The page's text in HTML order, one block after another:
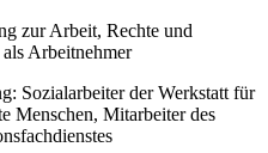
zur Arbeit, Rechte und
Arbeitnehmer
Sozialarbeiter der Werkstatt für
Menschen, Mitarbeiter des